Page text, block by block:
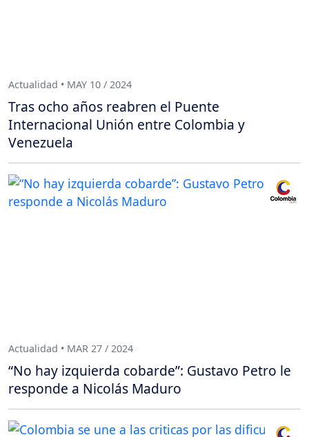
Actualidad • MAY 10 / 2024
Tras ocho años reabren el Puente
Internacional Unión entre Colombia y
Venezuela
Actualidad • MAR 27 / 2024
“No hay izquierda cobarde”: Gustavo Petro le
responde a Nicolás Maduro